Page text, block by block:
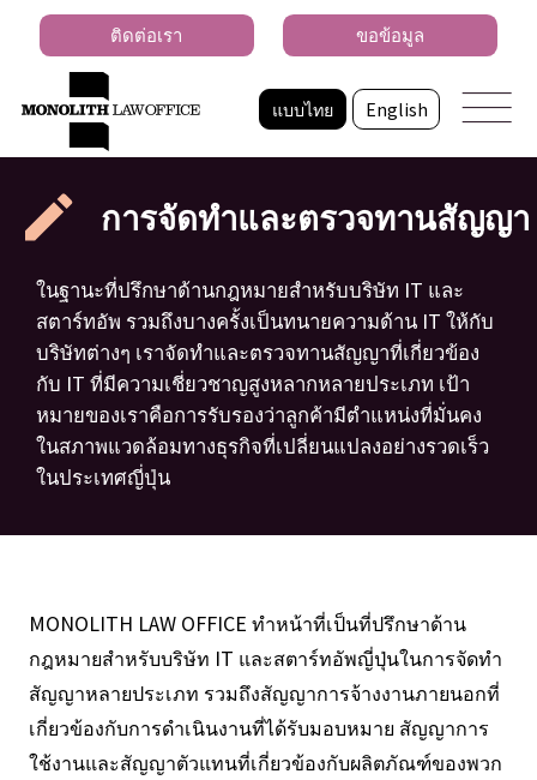
แบบไทย English
ติดต่อเรา ขอข้อมูล
การจัดทำและตรวจทานสัญญา
ในฐานะที่ปรึกษาด้านกฎหมายสำหรับบริษัท IT และ
สตาร์ทอัพ รวมถึงบางครั้งเป็นทนายความด้าน IT ให้กับ
บริษัทต่างๆ เราจัดทำและตรวจทานสัญญาที่เกี่ยวข้อง
กับ IT ที่มีความเชี่ยวชาญสูงหลากหลายประเภท เป้า
หมายของเราคือการรับรองว่าลูกค้ามีตำแหน่งที่มั่นคง
ในสภาพแวดล้อมทางธุรกิจที่เปลี่ยนแปลงอย่างรวดเร็ว
ในประเทศญี่ปุ่น
MONOLITH LAW OFFICE ทำหน้าที่เป็นที่ปรึกษาด้าน
กฎหมายสำหรับบริษัท IT และสตาร์ทอัพญี่ปุ่นในการจัดทำ
สัญญาหลายประเภท รวมถึงสัญญาการจ้างงานภายนอกที่
เกี่ยวข้องกับการดำเนินงานที่ได้รับมอบหมาย สัญญาการ
ใช้งานและสัญญาตัวแทนที่เกี่ยวข้องกับผลิตภัณฑ์ของพวก